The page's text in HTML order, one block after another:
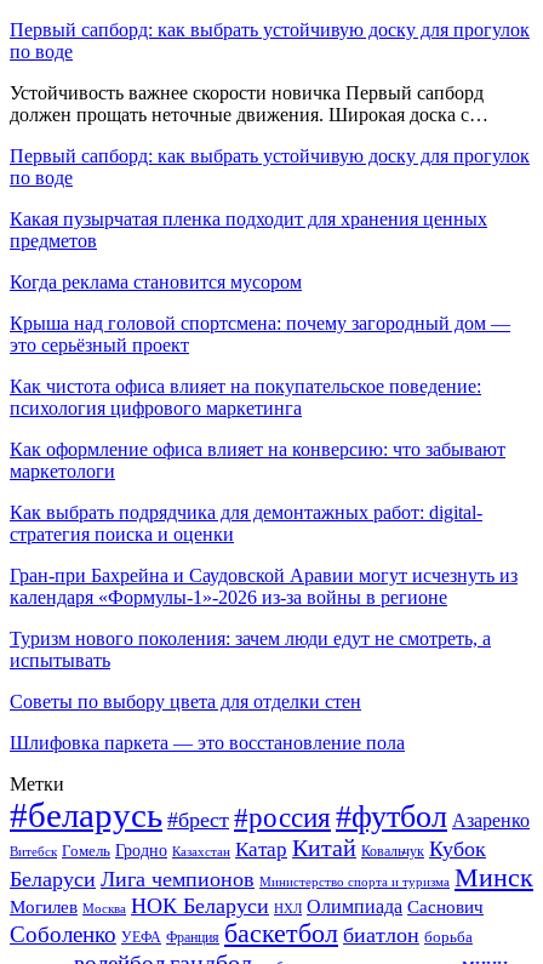
Первый сапборд: как выбрать устойчивую доску для прогулок
по воде
Устойчивость важнее скорости новичка Первый сапборд
должен прощать неточные движения. Широкая доска с…
Первый сапборд: как выбрать устойчивую доску для прогулок
по воде
Какая пузырчатая пленка подходит для хранения ценных
предметов
Когда реклама становится мусором
Крыша над головой спортсмена: почему загородный дом —
это серьёзный проект
Как чистота офиса влияет на покупательское поведение:
психология цифрового маркетинга
Как оформление офиса влияет на конверсию: что забывают
маркетологи
Как выбрать подрядчика для демонтажных работ: digital-
стратегия поиска и оценки
Гран-при Бахрейна и Саудовской Аравии могут исчезнуть из
календаря «Формулы-1»-2026 из-за войны в регионе
Туризм нового поколения: зачем люди едут не смотреть, а
испытывать
Советы по выбору цвета для отделки стен
Шлифовка паркета — это восстановление пола
Метки
#беларусь #брест #россия#футбол Азаренко
Витебск Гомель Гродно Казахстан Катар Китай Ковальчук Кубок
Беларуси Лига чемпионов Министерство спорта и туризма Минск
Могилев Москва НОК Беларуси НХЛ Олимпиада Саснович
Соболенко УЕФА Франция баскетбол биатлон борьба